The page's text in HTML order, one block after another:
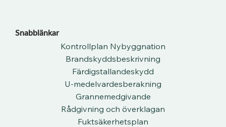
Snabblänkar
Kontrollplan Nybyggnation
Brandskyddsbeskrivning
Färdigstallandeskydd
U-medelvardesberakning
Grannemedgivande
Rådgivning och överklagan
Fuktsäkerhetsplan